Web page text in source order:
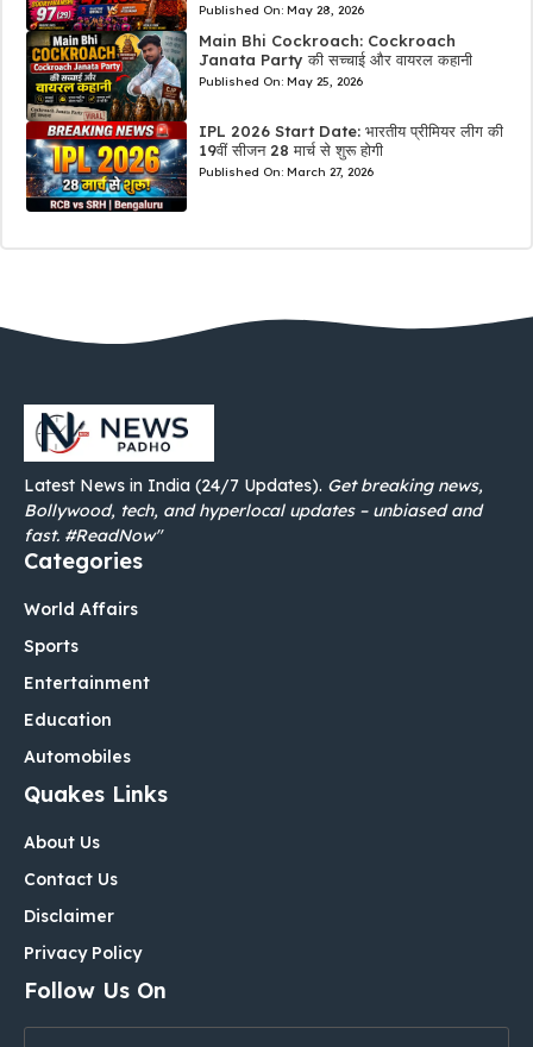
Published On: May 28, 2026
Main Bhi Cockroach: Cockroach
Janata Party की सच्चाई और वायरल कहानी
Published On: May 25, 2026
IPL 2026 Start Date: भारतीय प्रीमियर लीग की
19वीं सीजन 28 मार्च से शुरू होगी
Published On: March 27, 2026
Latest News in India (24/7 Updates). Get breaking news,
Bollywood, tech, and hyperlocal updates – unbiased and
fast. #ReadNow"
Categories
World Affairs
Sports
Entertainment
Education
Automobiles
Quakes Links
About Us
Contact Us
Disclaimer
Privacy Policy
Follow Us On